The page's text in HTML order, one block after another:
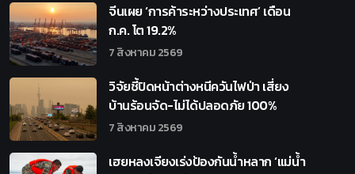
จีนเผย ‘การค้าระหว่างประเทศ’ เดือน
ก.ค. โต 19.2%
7 สิงหาคม 2569
วิจัยชี้ปิดหน้าต่างหนีควันไฟป่า เสี่ยง
บ้านร้อนจัด-ไม่ได้ปลอดภัย 100%
7 สิงหาคม 2569
เฮยหลงเจียงเร่งป้องกันน้ำหลาก ‘แม่น้ำ